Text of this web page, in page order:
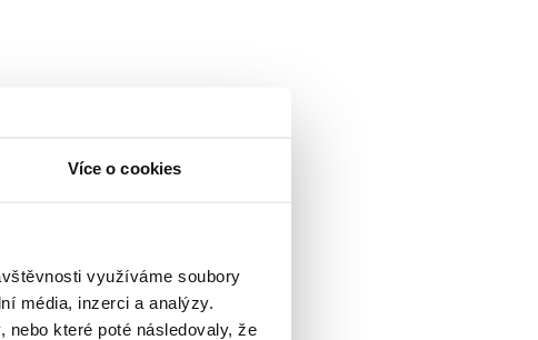
Více o cookies
využíváme soubory
média, inzerci a analýzy.
které poté následovaly, že